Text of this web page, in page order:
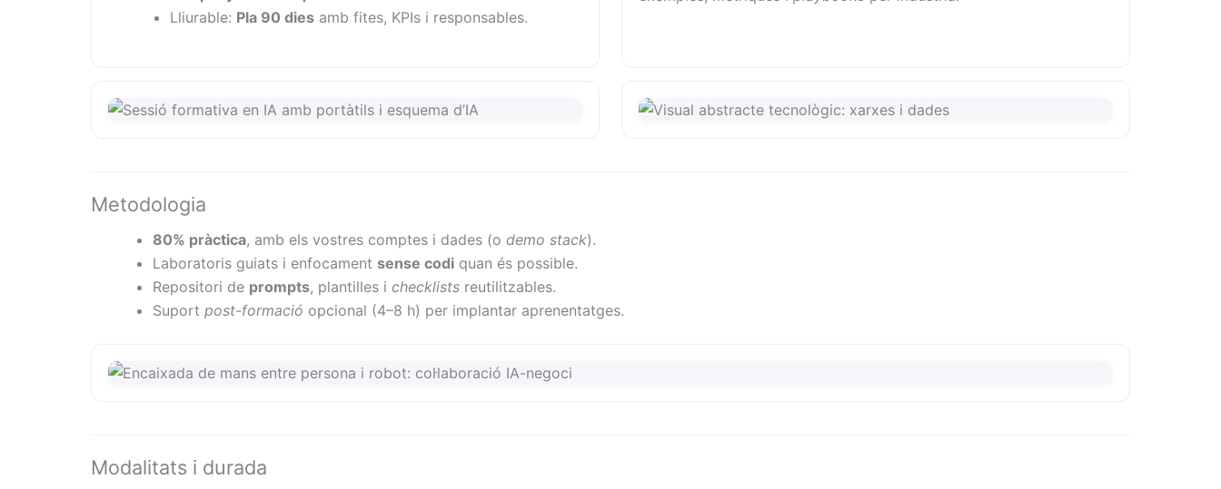
Lliurable: Pla 90 dies amb fites, KPIs i responsables.
Metodologia
80% pràctica, amb els vostres comptes i dades (o demo stack).
Laboratoris guiats i enfocament sense codi quan és possible.
Repositori de prompts, plantilles i checklists reutilitzables.
Suport post-formació opcional (4–8 h) per implantar aprenentatges.
Modalitats i durada